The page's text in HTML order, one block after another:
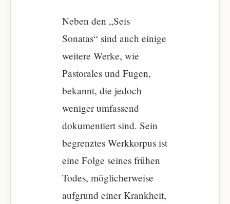
Neben den „Seis
Sonatas“ sind auch einige
weitere Werke, wie
Pastorales und Fugen,
bekannt, die jedoch
weniger umfassend
dokumentiert sind. Sein
begrenztes Werkkorpus ist
eine Folge seines frühen
Todes, möglicherweise
aufgrund einer Krankheit,